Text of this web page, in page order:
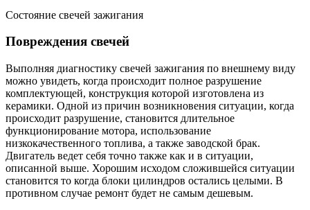
Состояние свечей зажигания
Повреждения свечей
Выполняя диагностику свечей зажигания по внешнему виду
можно увидеть, когда происходит полное разрушение
комплектующей, конструкция которой изготовлена из
керамики. Одной из причин возникновения ситуации, когда
происходит разрушение, становится длительное
функционирование мотора, использование
низкокачественного топлива, а также заводской брак.
Двигатель ведет себя точно также как и в ситуации,
описанной выше. Хорошим исходом сложившейся ситуации
становится то когда блоки цилиндров остались целыми. В
противном случае ремонт будет не самым дешевым.